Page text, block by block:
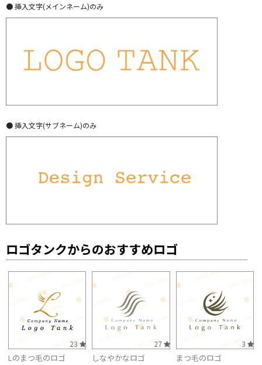
● 挿入文字(メインネーム)のみ
● 挿入文字(サブネーム)のみ
ロゴタンクからのおすすめロゴ
23
Lのまつ毛のロゴ
27
しなやかなロゴ
3
まつ毛のロゴ